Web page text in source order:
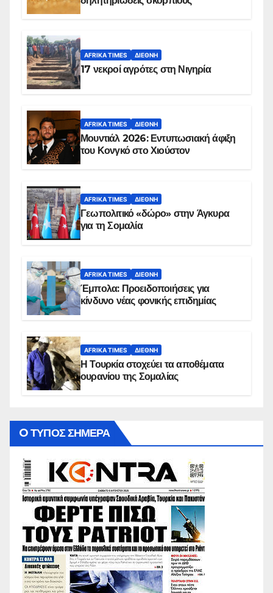
AFRIKA TIMES ΔΙΕΘΝΉ
17 νεκροί αγρότες στη Νιγηρία
AFRIKA TIMES ΔΙΕΘΝΉ
Μουντιάλ 2026: Εντυπωσιακή άφιξη
του Κονγκό στο Χιούστον
AFRIKA TIMES ΔΙΕΘΝΉ
Γεωπολιτικό «δώρο» στην Άγκυρα
για τη Σομαλία
AFRIKA TIMES ΔΙΕΘΝΉ
Έμπολα: Προειδοποιήσεις για
κίνδυνο νέας φονικής επιδημίας
AFRIKA TIMES ΔΙΕΘΝΉ
Η Τουρκία στοχεύει τα αποθέματα
ουρανίου της Σομαλίας
O ΤΥΠΟΣ ΣΗΜΕΡΑ